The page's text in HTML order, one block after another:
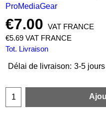
ProMediaGear
€7.00
VAT FRANCE
€5.69 VAT FRANCE
Tot. Livraison
Délai de livraison: 3-5 jours